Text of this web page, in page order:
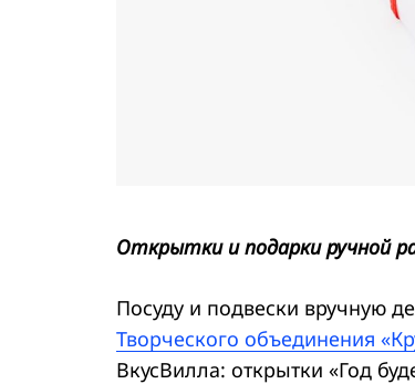
Открытки и подарки ручной
Посуду и подвески вручную
Творческого объединения
ВкусВилла: открытки «Год